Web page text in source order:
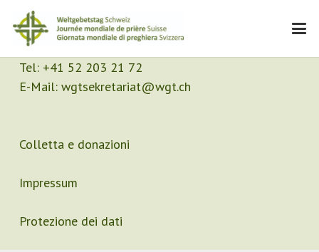
Contatto
Segretariato
Tel: +41 52 203 21 72
E-Mail: wgtsekretariat@wgt.ch
Colletta e donazioni
Impressum
Protezione dei dati